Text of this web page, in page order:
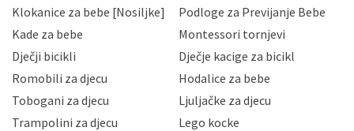
Hrvatske, a uvijek uz primjenu odgovarajućih tehničkih i
sigurnosnih mjera zaštite osobnih podataka od
neovlaštenog pristupa, zlouporabe, otkrivanja,
gubitka ili uništenja. Mae.hr štiti privatnost svojih
korisnika i posjetitelja web stranica, čuva povjerljivost
Vaših osobnih podataka te omogućava pristup i
priopćavanje osobnih podataka samo onim svojim
zaposlenicima kojima su isti potrebni radi provedbe
Klokanice za bebe [Nosiljke]
Podloge za Previjanje Bebe
Kade za bebe
Montessori tornjevi
Dječji bicikli
Dječje kacige za bicikl
Romobili za djecu
Hodalice za bebe
Tobogani za djecu
Ljuljačke za djecu
Trampolini za djecu
Lego kocke